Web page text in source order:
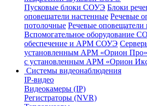
Пусковые блоки СОУЭ Блоки
оповещатели настенные Речевые
потолочные Речевые оповещатели
Вспомогательное оборудование
обеспечение и АРМ СОУЭ
установленным АРМ «Орион Про»
с установленным АРМ «Орион
Системы видеонаблюдения
IP-видео
Видеокамеры (IP)
Регистраторы (NVR)